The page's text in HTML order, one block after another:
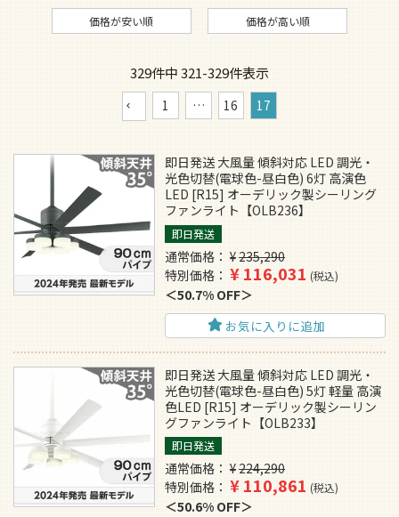
価格が安い順 価格が高い順
329件中321-329件表示
1 … 16 17
即日発送 大風量 傾斜対応 LED 調光・
光色切替(電球色-昼白色) 6灯 高演色
LED [R15] オーデリック製シーリング
ファンライト【OLB236】
即日発送
通常価格 ¥235,290
特別価格
¥116,031 税込
50.7% OFF
お気に入りに追加
即日発送 大風量 傾斜対応 LED 調光・
光色切替(電球色-昼白色) 5灯 軽量 高演
色LED [R15] オーデリック製シーリン
グファンライト【OLB233】
即日発送
通常価格 ¥224,290
特別価格
¥110,861 税込
50.6% OFF